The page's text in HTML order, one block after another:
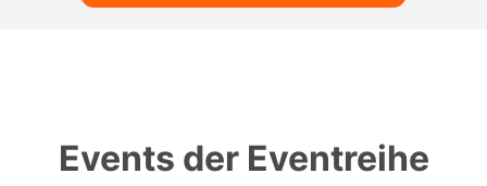
Events der Eventreihe